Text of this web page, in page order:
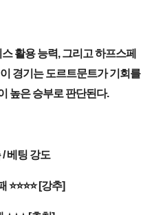
활용 능력, 그리고 하프스페
경기는 도르트문트가 기회를
높은 승부로 판단된다.
/ 베팅 강도
⭐⭐⭐⭐ [강추]